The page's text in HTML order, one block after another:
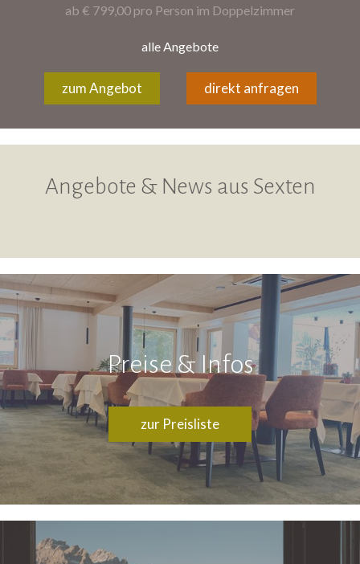
ab € 799,00 pro Person im Doppelzimmer
alle Angebote
zum Angebot direkt anfragen
Angebote & News aus Sexten
Preise & Infos
zur Preisliste